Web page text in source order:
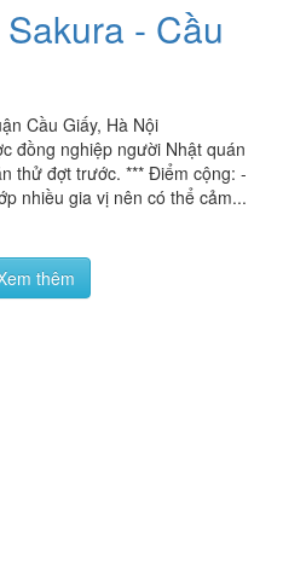
- Cầu
Cầu Giấy, Hà Nội
đồng nghiệp người Nhật quán
thử đợt trước. *** Điểm cộng: -
nhiều gia vị nên có thể cảm...